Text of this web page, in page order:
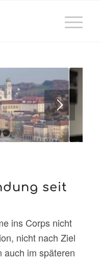
1 2 3 4 5 6
seit
ins Corps nicht
nicht nach Ziel
auch im späteren